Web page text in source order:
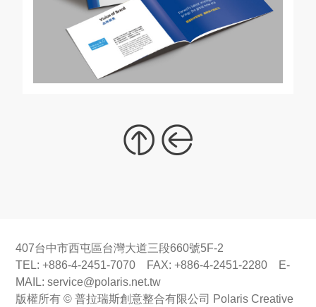
407台中市西屯區台灣大道三段660號5F-2
TEL: +886-4-2451-7070 FAX: +886-4-2451-2280 E-
MAIL:service@polaris.net.tw
版權所有 © 普拉瑞斯創意整合有限公司 Polaris Creative